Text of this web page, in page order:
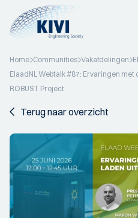
Home Communities Vakafdelingen
ElaadNL Webtalk #87: Ervaringen
ROBUST Project
Terug naar overzicht